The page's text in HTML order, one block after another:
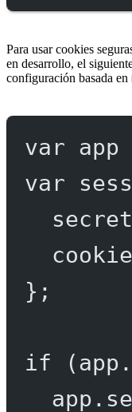
Para usar cookies
en desarrollo, el
configuración basada en
var app
var
};
if (app.
app.